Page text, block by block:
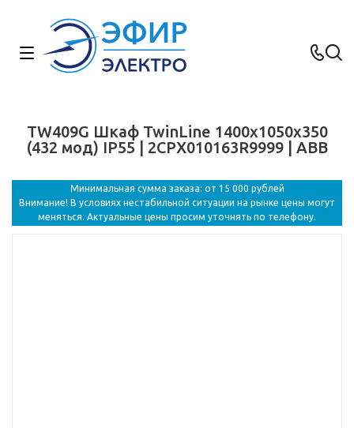
TW409G Шкаф TwinLine 1400x1050x350
(432 мод) IP55 | 2CPX010163R9999 | ABB
Минимальная сумма заказа: от 15 000 рублей
Внимание! В условиях нестабильной ситуации на рынке цены могут
меняться. Актуальные цены просим уточнять по телефону.